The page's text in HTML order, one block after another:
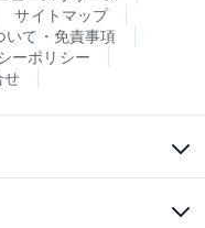
サイトマップ
いて・免責事項
ーポリシー
せ